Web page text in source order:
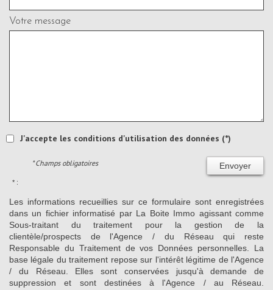
Votre message
J'accepte les conditions d'utilisation des données (*)
Envoyer
* Champs obligatoires
* :
Les informations recueillies sur ce formulaire sont enregistrées
dans un fichier informatisé par La Boite Immo agissant comme
Sous-traitant du traitement pour la gestion de la
clientèle/prospects de l'Agence / du Réseau qui reste
Responsable du Traitement de vos Données personnelles. La
base légale du traitement repose sur l'intérêt légitime de l'Agence
/ du Réseau. Elles sont conservées jusqu'à demande de
suppression et sont destinées à l'Agence / au Réseau.